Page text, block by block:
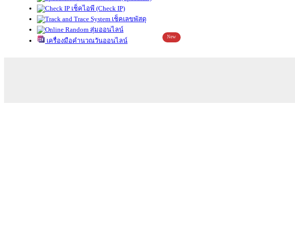
เช็คไอพี (Check IP)
เช็คเลขพัสดุ
สุ่มออนไลน์
เครื่องมือคำนวณวันออนไลน์
New